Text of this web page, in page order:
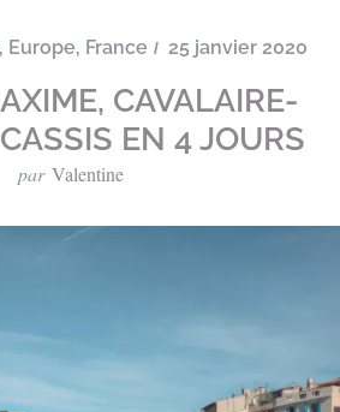
, Europe, France 25 janvier 2020
CAVALAIRE-
EN 4 JOURS
par Valentine